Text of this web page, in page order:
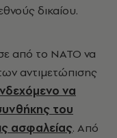
δικαίου.
από το ΝΑΤΟ να
αντιμετώπισης
να
του
ασφαλείας. Από